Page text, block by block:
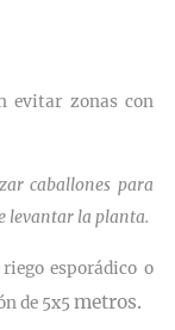
evitar zonas con
caballones para
levantar la planta.
esporádico o
de 5x5 metros.